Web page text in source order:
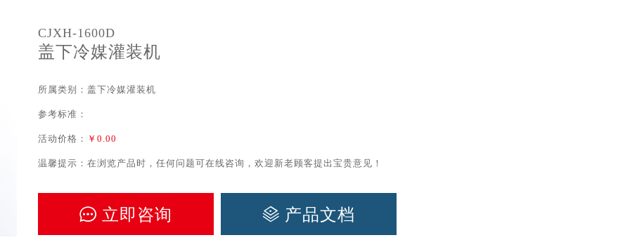
CJXH-1600D
盖下冷媒灌装机
所属类别：盖下冷媒灌装机
参考标准：
活动价格： ￥0.00
温馨提示：在浏览产品时，任何问题可在线咨询，欢迎新老顾客提出宝贵意见！
立即咨询 产品文档